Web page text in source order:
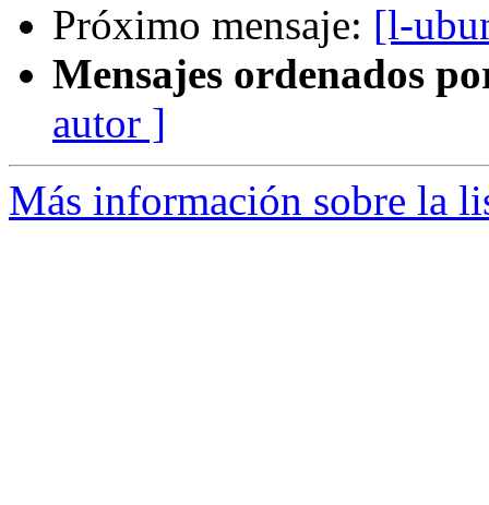
Próximo mensaje: [l-
Mensajes ordenados
autor ]
Más información sobre la